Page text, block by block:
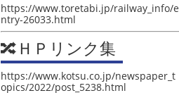
https://www.toretabi.jp/railway_info/e
ntry-26033.html
🔀ＨＰリンク集
https://www.kotsu.co.jp/newspaper_t
opics/2022/post_5238.html